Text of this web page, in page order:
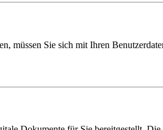
müssen Sie sich mit Ihren